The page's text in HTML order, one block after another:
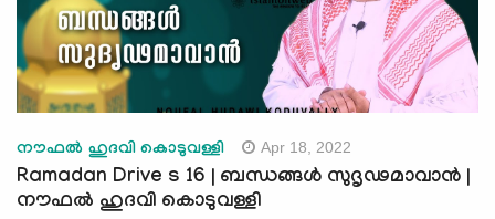
നൗഫൽ ഹുദവി കൊടുവള്ളി Apr 18, 2022
Ramadan Drive s 16 | ബന്ധങ്ങൾ സുദൃഢമാവാൻ |
നൗഫൽ ഹുദവി കൊടുവള്ളി